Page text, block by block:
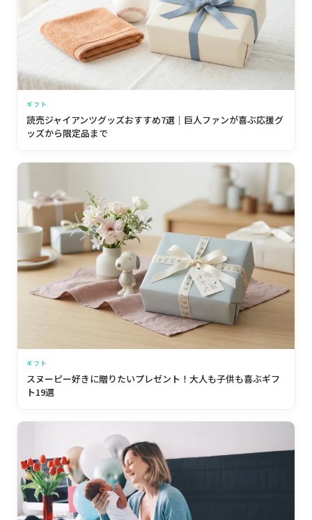
ギフト
読売ジャイアンツグッズおすすめ7選｜巨人ファンが喜ぶ応援グ
ッズから限定品まで
ギフト
スヌーピー好きに贈りたいプレゼント！大人も子供も喜ぶギフ
ト19選